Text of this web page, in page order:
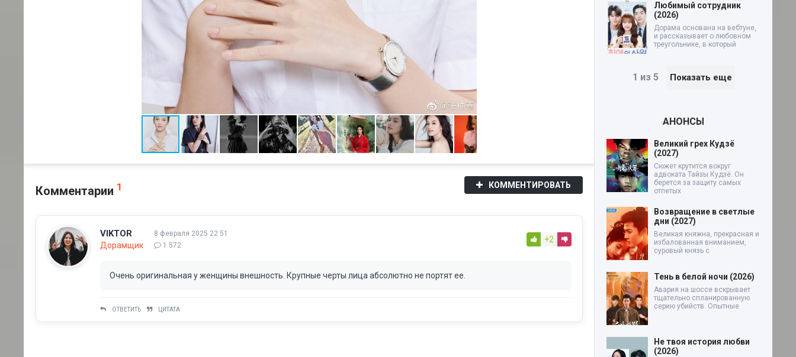
Комментарии 1 КОММЕНТИРОВАТЬ
VIKTOR
Дорамщик
8 февраля 2025 22:51
1 572
+2
Очень оригинальная у женщины внешность. Крупные черты лица абсолютно не портят ее.
ОТВЕТИТЬ ЦИТАТА
Любимый сотрудник
(2026)
Дорама основана на вебтуне,
и рассказывает о любовном
треугольнике, в который
1 из 5 Показать еще
АНОНСЫ
Великий грех Кудзё
(2027)
Сюжет крутится вокруг
адвоката Тайзы Кудзё. Он
берется за защиту самых
отпетых
Возвращение в светлые
дни (2027)
Великая княжна, прекрасная и
избалованная вниманием,
суровый князь с
Тень в белой ночи (2026)
Авария на шоссе вскрывает
тщательно спланированную
серию убийств. Опытные
Не твоя история любви
(2026)